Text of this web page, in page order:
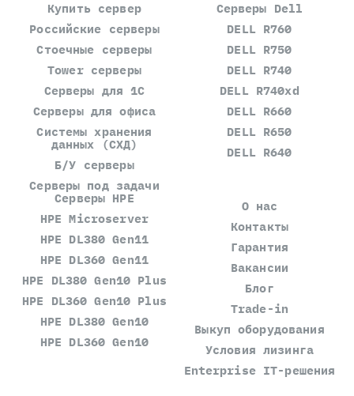
Купить сервер
Российские серверы
Стоечные серверы
Tower серверы
Серверы для 1С
Серверы для офиса
Системы хранения
данных (СХД)
Б/У серверы
Серверы под задачи
Серверы Dell
DELL R760
DELL R750
DELL R740
DELL R740xd
DELL R660
DELL R650
DELL R640
Серверы HPE
HPE Microserver
HPE DL380 Gen11
HPE DL360 Gen11
HPE DL380 Gen10 Plus
HPE DL360 Gen10 Plus
HPE DL380 Gen10
HPE DL360 Gen10
О нас
Контакты
Гарантия
Вакансии
Блог
Trade-in
Выкуп оборудования
Условия лизинга
Enterprise IT-решения